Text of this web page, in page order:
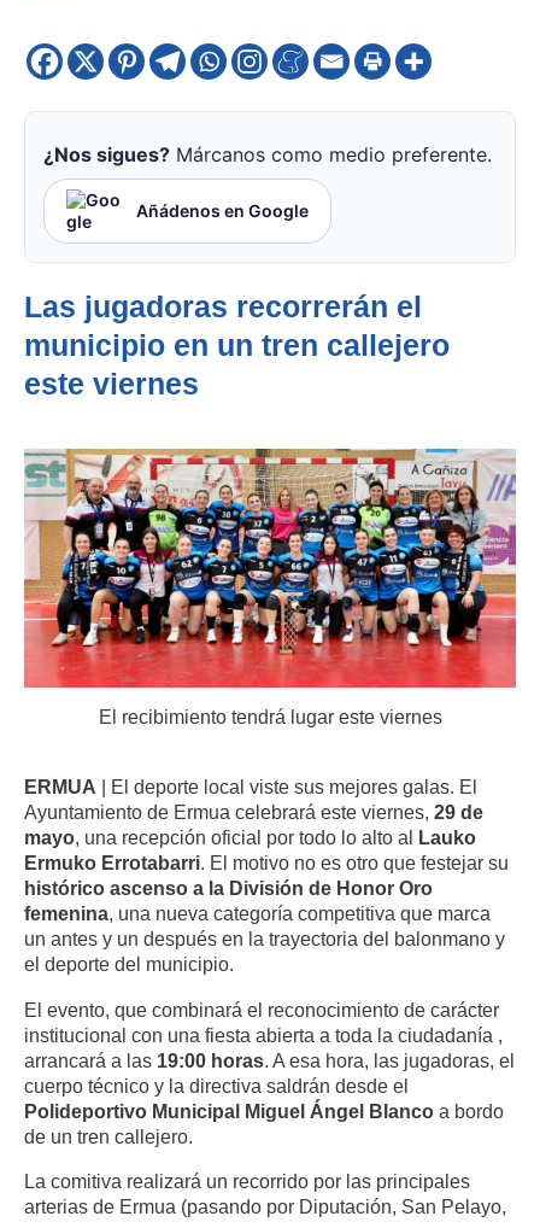
¿Nos sigues? Márcanos como medio preferente.
Añádenos en Google
Las jugadoras recorrerán el
municipio en un tren callejero
este viernes
El recibimiento tendrá lugar este viernes
ERMUA | El deporte local viste sus mejores galas. El
Ayuntamiento de Ermua celebrará este viernes, 29 de
mayo, una recepción oficial por todo lo alto al
Lauko
Ermuko Errotabarri. El motivo no es otro que festejar su
histórico ascenso a la División de Honor Oro
femenina, una nueva categoría competitiva que marca
un antes y un después en la trayectoria del balonmano y
el deporte del municipio.
El evento, que combinará el reconocimiento de carácter
institucional con una fiesta abierta a toda la ciudadanía ,
arrancará a las 19:00 horas. A esa hora, las jugadoras, el
cuerpo técnico y la directiva saldrán desde el
Polideportivo Municipal Miguel Ángel Blanco a bordo
de un tren callejero.
La comitiva realizará un recorrido por las principales
arterias de Ermua (pasando por Diputación, San Pelayo,